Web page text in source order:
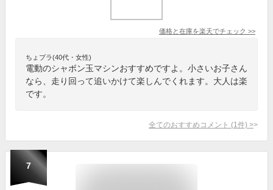
価格と在庫を楽天でチェック >>
ちょプラ(40代・女性)
電動のシャボン玉マシンおすすめですよ。小さいお子さん
なら、走り回って追いかけて楽しんでくれます。大人は楽
です。
全てのおすすめコメント (1 件) >
7